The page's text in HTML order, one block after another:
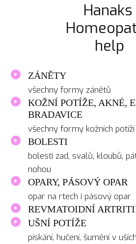
Hanaks
help
ZÁNĚTY
všechny formy zánětů
KOŽNÍ POTÍŽE, AKNÉ,
BRADAVICE
všechny formy kožních potíží
BOLESTI
bolesti zad, svalů, kloubů,
nohou
OPARY, PÁSOVÝ OPAR
opar na rtech i pásový opar
REVMATOIDNÍ
UŠNÍ POTÍŽE
pískání, hučení, šumění v